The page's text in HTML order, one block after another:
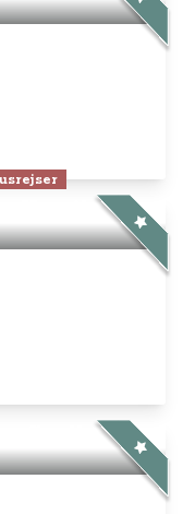
- Korsika
Svalbard